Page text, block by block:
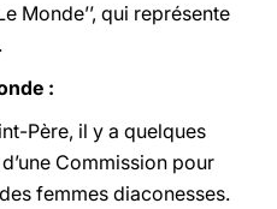
Monde’’, qui représente
:
Père, il y a quelques
Commission pour
femmes diaconesses.